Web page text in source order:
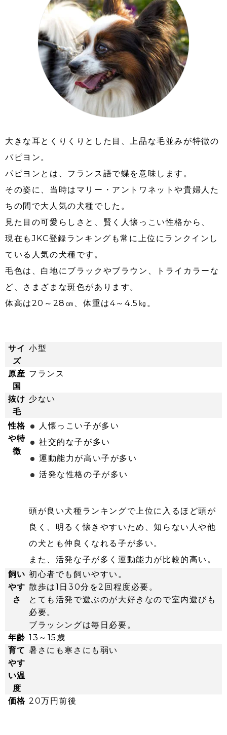
大きな耳とくりくりとした目、上品な毛並みが特徴の
パピヨン。
パピヨンとは、フランス語で蝶を意味します。
その姿に、当時はマリー・アントワネットや貴婦人た
ちの間で大人気の犬種でした。
見た目の可愛らしさと、賢く人懐っこい性格から、
現在もJKC登録ランキングも常に上位にランクインし
ている人気の犬種です。
毛色は、白地にブラックやブラウン、トライカラーな
ど、さまざまな斑色があります。
体高は20～28㎝、体重は4～4.5㎏。
サイ
ズ
小型
原産
国
フランス
抜け
毛
少ない
性格
や特
徴
人懐っこい子が多い
社交的な子が多い
運動能力が高い子が多い
活発な性格の子が多い
頭が良い犬種ランキングで上位に入るほど頭が
良く、明るく懐きやすいため、知らない人や他
の犬とも仲良くなれる子が多い。
また、活発な子が多く運動能力が比較的高い。
飼い
やす
さ
初心者でも飼いやすい。
散歩は1日30分を2回程度必要。
とても活発で遊ぶのが大好きなので室内遊びも
必要。
ブラッシングは毎日必要。
年齢 13～15歳
育て
やす
い温
度
暑さにも寒さにも弱い
価格 20万円前後